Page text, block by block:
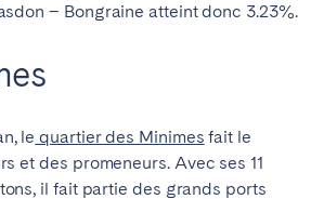
– Bongraine atteint donc 3.23%.
le quartier des Minimes fait le
et des promeneurs. Avec ses 11
il fait partie des grands ports